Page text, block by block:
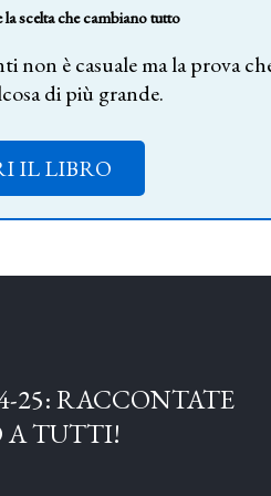
scelta che cambiano tutto
non è casuale ma la prova
di più grande.
IL LIBRO
25: RACCONTATE
A TUTTI!